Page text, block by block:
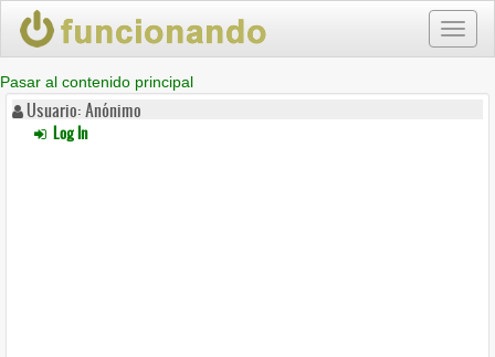
Pasar al contenido principal
Usuario: Anónimo
Log In